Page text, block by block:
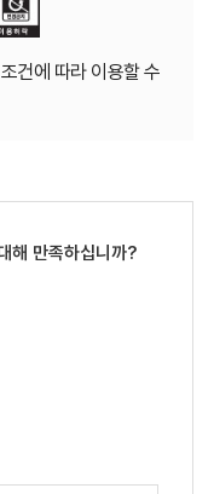
건에 따라 이용할 수
해 만족하십니까?